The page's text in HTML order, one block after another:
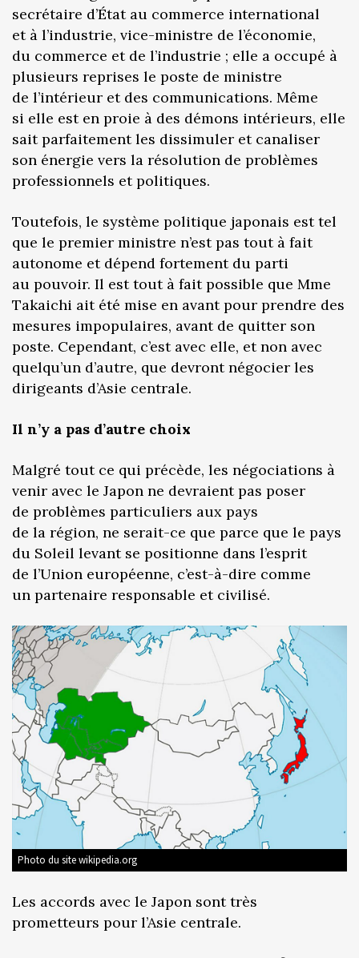
secrétaire d’État au commerce international
et à l’industrie, vice-ministre de l’économie,
du commerce et de l’industrie ; elle a occupé à
plusieurs reprises le poste de ministre
de l’intérieur et des communications. Même
si elle est en proie à des démons intérieurs, elle
sait parfaitement les dissimuler et canaliser
son énergie vers la résolution de problèmes
professionnels et politiques.
Toutefois, le système politique japonais est tel
que le premier ministre n’est pas tout à fait
autonome et dépend fortement du parti
au pouvoir. Il est tout à fait possible que Mme
Takaichi ait été mise en avant pour prendre des
mesures impopulaires, avant de quitter son
poste. Cependant, c’est avec elle, et non avec
quelqu’un d’autre, que devront négocier les
dirigeants d’Asie centrale.
Il n’y a pas d’autre choix
Malgré tout ce qui précède, les négociations à
venir avec le Japon ne devraient pas poser
de problèmes particuliers aux pays
de la région, ne serait-ce que parce que le pays
du Soleil levant se positionne dans l’esprit
de l’Union européenne, c’est-à-dire comme
un partenaire responsable et civilisé.
Photo du site wikipedia.org
Les accords avec le Japon sont très
prometteurs pour l’Asie centrale.